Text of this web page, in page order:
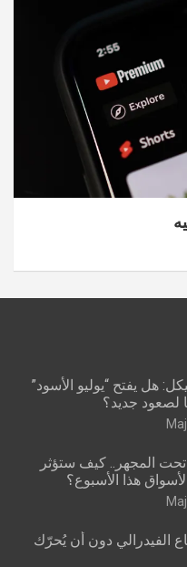
هل يفتح “يوليو الأسود”
لصعود جديد؟
المجهر.. كيف ستؤثر
هذا الأسبوع؟
الفيدرالي دون أن يُحرّك